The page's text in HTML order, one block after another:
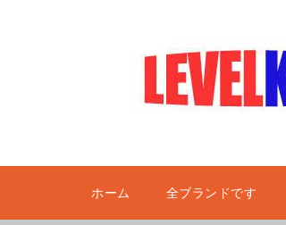
ホーム 全ブランドです